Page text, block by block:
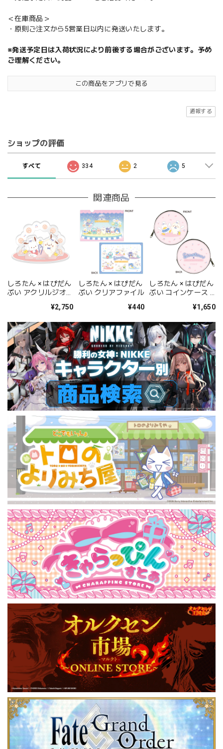
＜在庫商品＞
・原則ご注文から5営業日以内に発送いたします。
※発送予定日は入荷状況により前後する場合がございます。予め
ご理解ください。
この商品をアプリで見る
通報する
ショップの評価
すべて 334 2 5
関連商品
しろたん × はぴだん
ぶい アクリルジオラ
¥2,750
しろたん × はぴだん
ぶい クリアファイル
¥440
しろたん × はぴだん
ぶい コインケース /
¥1,650